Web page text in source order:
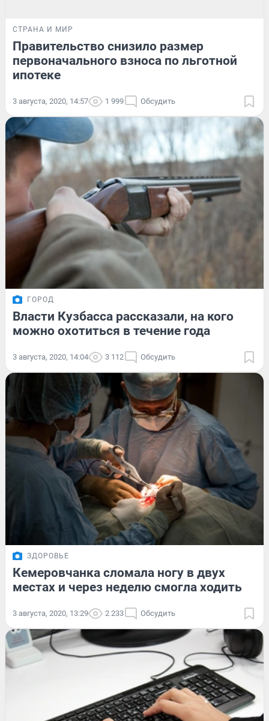
СТРАНА И МИР
Правительство снизило размер
первоначального взноса по льготной
ипотеке
3 августа, 2020, 14:57 1 999 Обсудить
ГОРОД
Власти Кузбасса рассказали, на кого
можно охотиться в течение года
3 августа, 2020, 14:04 3 112 Обсудить
ЗДОРОВЬЕ
Кемеровчанка сломала ногу в двух
местах и через неделю смогла ходить
3 августа, 2020, 13:29 2 233 Обсудить